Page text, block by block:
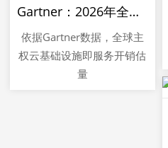
Gartner：2026年全球主权云基础设施即服务开销将添加356%
依据Gartner数据，全球主
权云基础设施即服务开销估
量